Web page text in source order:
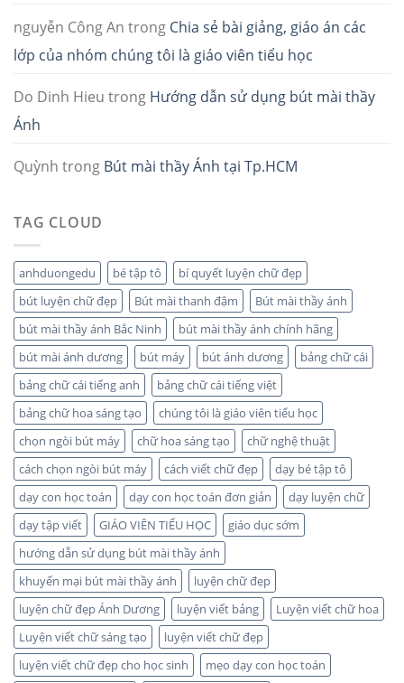
nguyễn Công An trong Chia sẻ bài giảng, giáo án các
lớp của nhóm chúng tôi là giáo viên tiểu học
Do Dinh Hieu trong Hướng dẫn sử dụng bút mài thầy
Ánh
Quỳnh trong Bút mài thầy Ánh tại Tp.HCM
TAG CLOUD
anhduongedu bé tập tô
bí quyết luyện chữ đẹp
bút luyện chữ đẹp
Bút mài thanh đậm
Bút mài thầy ánh
bút mài thầy ánh Bắc Ninh
bút mài thầy ánh chính hãng
bút mài ánh dương
bút máy bút ánh dương
bảng chữ cái
bảng chữ cái tiếng anh
bảng chữ cái tiếng việt
bảng chữ hoa sáng tạo
chúng tôi là giáo viên tiểu học
chọn ngòi bút máy
chữ hoa sáng tạo
chữ nghệ thuật
cách chọn ngòi bút máy
cách viết chữ đẹp
dạy bé tập tô
dạy con học toán
dạy con học toán đơn giản
dạy luyện chữ
dạy tập viết
GIÁO VIÊN TIỂU HỌC
giáo dục sớm
hướng dẫn sử dụng bút mài thầy ánh
khuyến mại bút mài thầy ánh
luyện chữ đẹp
luyện chữ đẹp Ánh Dương
luyện viết bảng
Luyện viết chữ hoa
Luyện viết chữ sáng tạo
luyện viết chữ đẹp
luyện viết chữ đẹp cho học sinh
mẹo dạy con học toán